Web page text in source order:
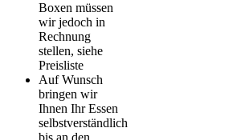
Boxen müssen
wir jedoch in
Rechnung
stellen, siehe
Preisliste
Auf Wunsch
bringen wir
Ihnen Ihr Essen
selbstverständlich